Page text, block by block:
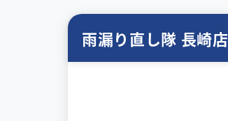
雨漏り直し隊 長崎店